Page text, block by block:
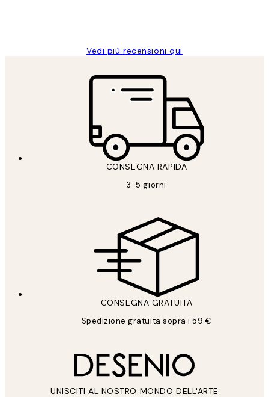
Vedi più recensioni qui
CONSEGNA RAPIDA
3-5 giorni
CONSEGNA GRATUITA
Spedizione gratuita sopra i 59 €
UNISCITI AL NOSTRO MONDO DELL'ARTE